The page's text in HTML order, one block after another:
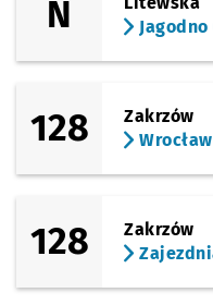
Berenta
Syrokomli NŻ
Pola
N
Jagodno
128
Zakrzów
128
Zakrzów